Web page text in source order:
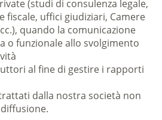
(studi di consulenza legale,
fiscale, uffici giudiziari, Camere
quando la comunicazione
o funzionale allo svolgimento
al fine di gestire i rapporti
dalla nostra società non